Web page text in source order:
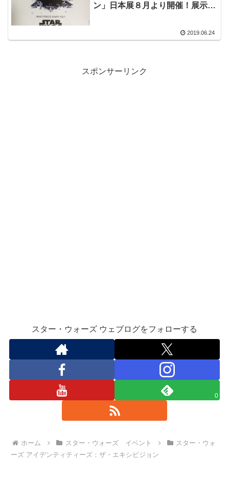
ン」日本展８月より開催！展示、
2019.06.24
スポンサーリンク
スター・ウォーズ ウェブログをフォローする
0
ホーム スター・ウォーズ イベント
スター・ウォ
ーズ アイデンティティーズ：ザ・エキシビジョン